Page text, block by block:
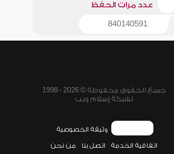
عدد مرات الحفظ
840140591
جميع الحقوق محفوظة © 2026 - 1998
لشبكة إسلام ويب
وثيقة الخصوصية
اتفاقية الخدمة اتصل بنا من نحن